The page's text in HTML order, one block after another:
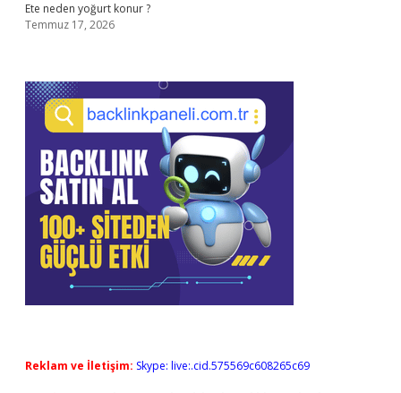
Ete neden yoğurt konur ?
Temmuz 17, 2026
Reklam ve İletişim: Skype: live:.cid.575569c608265c69